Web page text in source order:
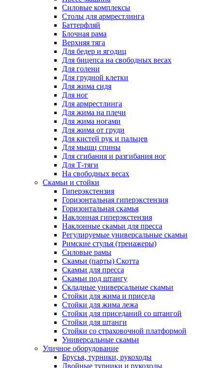
Силовые комплексы
Столы для армрестлинга
Баттерфляй
Блочная рама
Верхняя тяга
Для бедер и ягодиц
Для бицепса на свободных весах
Для голени
Для грудной клетки
Для жима сидя
Для ног
Для армрестлинга
Для жима на плечи
Для жима ногами
Для жима от груди
Для кистей рук и пальцев
Для мышц спины
Для сгибания и разгибания ног
Для Т-тяги
На свободных весах
Скамьи и стойки
Гиперэкстензия
Горизонтальная гиперэкстензия
Горизонтальная скамья
Наклонная гиперэкстензия
Наклонные скамьи для пресса
Регулируемые универсальные скамьи
Римские стулья (тренажеры)
Силовые рамы
Скамьи (парты) Скотта
Скамьи для пресса
Скамьи под штангу
Складные универсальные скамьи
Стойки для жима и приседа
Стойки для жима лежа
Стойки для приседаний со штангой
Стойки для штанги
Стойки со страховочной платформой
Универсальные скамьи
Уличное оборудование
Брусья, турники, рукоходы
Двойные турники и рукоходы